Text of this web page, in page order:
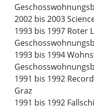
2002 bis 2003
1993 bis 1997 Roter
1993 bis 1994
1991 bis 1992
Graz
1991 bis 1992